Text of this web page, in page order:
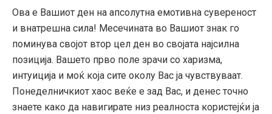
Ова е Вашиот ден на апсолутна емотивна сувереност
и внатрешна сила! Месечината во Вашиот знак го
поминува својот втор цел ден во својата најсилна
позиција. Вашето прво поле зрачи со харизма,
интуиција и моќ која сите околу Вас ја чувствуваат.
Понеделничкиот хаос веќе е зад Вас, и денес точно
знаете како да навигирате низ реалноста користејќи ја